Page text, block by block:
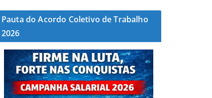
Pauta do Acordo Coletivo de Trabalho
2026